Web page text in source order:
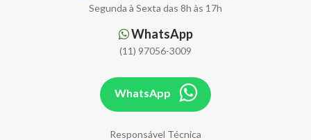
Segunda à Sexta das 8h às 17h
WhatsApp
(11) 97056-3009
WhatsApp
Responsável Técnica